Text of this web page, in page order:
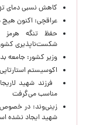
کاهش نسبی دمای
عراقچی: اکنون هیچ
حفظ تنگه هرمز
شکست‌ناپذیری
وزیر کشور: جامعه
اکوسیستم
فرزند شهید
مناسب می‌گرفت
زینی‌وند: در خصوص
شهید ایجاد نشده